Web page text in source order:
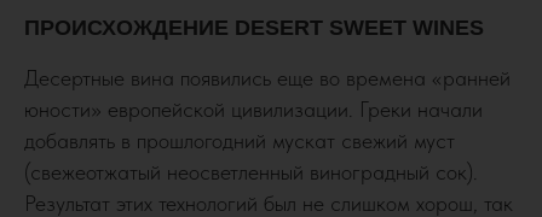
ПРОИСХОЖДЕНИЕ DESERT SWEET WINES
Десертные вина появились еще во времена «ранней
юности» европейской цивилизации. Греки начали
добавлять в прошлогодний мускат свежий муст
(свежеотжатый неосветленный виноградный сок).
Результат этих технологий был не слишком хорош, так